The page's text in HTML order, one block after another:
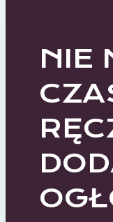
NIE